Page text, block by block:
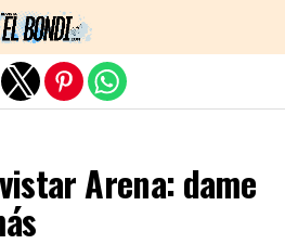
Arena: dame
mobile version